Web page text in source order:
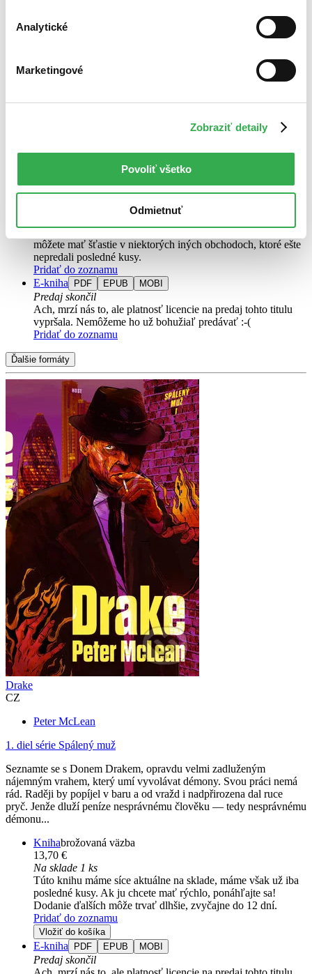
Analytické
Marketingové
Zobraziť detaily
Povoliť všetko
Odmietnuť
Čítaná
výbornom stave.
Rozdiel medzi touto knihou a novou by ste
asi ani nespoznali. Knihu sme označili nálepkou, ktorá môže
11,00 €
Tento produkt síce máme aktuálne na sklade, máme však už
možné, že bude onedlho úplne vypredaný. Ak ho chcete mať,
Knihabrožovaná väzba
nemáme ju na sklade my ani vydavateľ :( Teoreticky však
môžete mať šťastie v niektorých iných obchodoch, ktoré ešte
nepredali posledné kusy.
Pridať do zoznamu
E-kniha
PDF EPUB MOBI
Predaj skončil
Ach, mrzí nás to, ale platnosť licencie na predaj tohto titulu
vypršala. Nemôžeme ho už bohužiaľ predávať :-(
Pridať do zoznamu
Ďalšie formáty
Drake
CZ
Peter McLean
1. diel série Spálený muž
Seznamte se s Donem Drakem, opravdu velmi zadluženým
nájemným vrahem, který umí vyvolávat démony. Svou práci nemá
rád. Raději by popíjel v baru a od vražd i nadpřirozena dal ruce
pryč. Jenže dluží peníze nesprávnému člověku — tedy nesprávnému
démonu...
Knihabrožovaná väzba
13,70 €
Na sklade 1 ks
Túto knihu máme síce aktuálne na sklade, máme však už iba
posledné kusy. Ak ju chcete mať rýchlo, ponáhľajte sa!
Dodanie ďalších môže trvať dlhšie, zvyčajne do 12 dní.
Pridať do zoznamu
Vložiť do košíka
E-kniha PDF EPUB MOBI
Predaj skončil